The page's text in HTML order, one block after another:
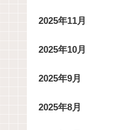
2025年11月
2025年10月
2025年9月
2025年8月